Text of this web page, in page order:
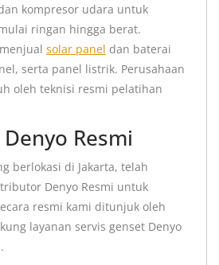
kompresor udara untuk
ringan hingga berat.
solar panel dan baterai
serta panel listrik. Perusahaan
oleh teknisi resmi pelatihan
Resmi
berlokasi di Jakarta, telah
Denyo Resmi untuk
resmi kami ditunjuk oleh
layanan servis genset Denyo